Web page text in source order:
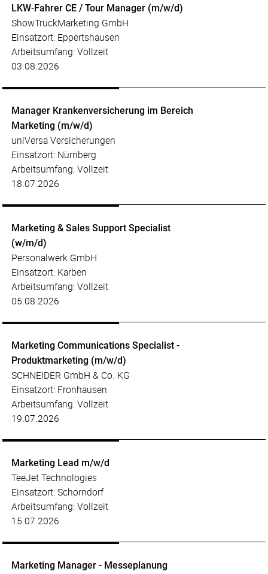
LKW-Fahrer CE / Tour Manager (m/w/d)
ShowTruckMarketing GmbH
Einsatzort: Eppertshausen
Arbeitsumfang: Vollzeit
03.08.2026
Manager Krankenversicherung im Bereich
Marketing (m/w/d)
uniVersa Versicherungen
Einsatzort: Nürnberg
Arbeitsumfang: Vollzeit
18.07.2026
Marketing & Sales Support Specialist
(w/m/d)
Personalwerk GmbH
Einsatzort: Karben
Arbeitsumfang: Vollzeit
05.08.2026
Marketing Communications Specialist -
Produktmarketing (m/w/d)
SCHNEIDER GmbH & Co. KG
Einsatzort: Fronhausen
Arbeitsumfang: Vollzeit
19.07.2026
Marketing Lead m/w/d
TeeJet Technologies
Einsatzort: Schorndorf
Arbeitsumfang: Vollzeit
15.07.2026
Marketing Manager - Messeplanung